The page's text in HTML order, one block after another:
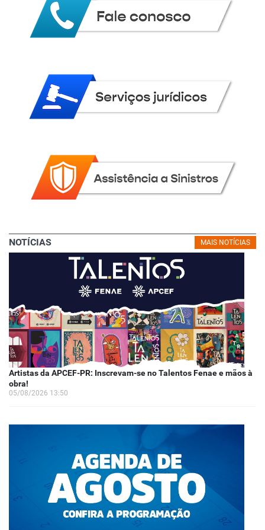
MAIS NOTÍCIAS
NOTÍCIAS
Artistas da APCEF-PR: Inscrevam-se no Talentos Fenae e mãos à
obra!
05/08/2026 13:50